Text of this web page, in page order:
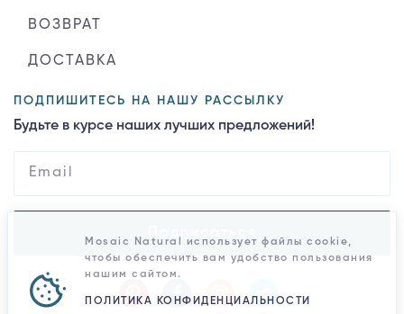
ВОЗВРАТ
ДОСТАВКА
ПОДПИШИТЕСЬ НА НАШУ РАССЫЛКУ
Будьте в курсе наших лучших предложений!
Mosaic Natural использует файлы cookie,
чтобы обеспечить вам удобство пользования
нашим сайтом.
ПОЛИТИКА КОНФИДЕНЦИАЛЬНОСТИ